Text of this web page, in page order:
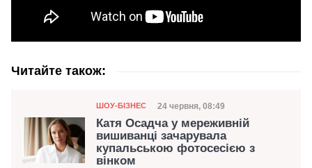
Читайте також:
Категорія
ШОУ-БІЗНЕС Дата публікації
24 червня, 08:49
Катя Осадча у мереживній
вишиванці зачарувала
купальською фотосесією з
вінком